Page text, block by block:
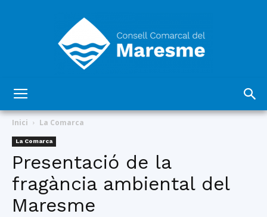
Comarcal
Inici La Comarca
La Comarca
Presentació de la
fragància ambiental del
Maresme